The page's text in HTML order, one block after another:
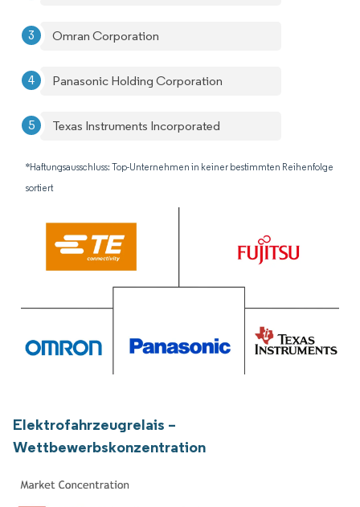
Omran Corporation
Panasonic Holding Corporation
Texas Instruments Incorporated
*Haftungsausschluss: Top-Unternehmen in keiner bestimmten Reihenfolge
sortiert
Elektrofahrzeugrelais –
Wettbewerbskonzentration